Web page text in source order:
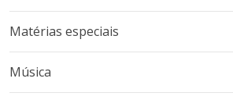
Matérias especiais
Música